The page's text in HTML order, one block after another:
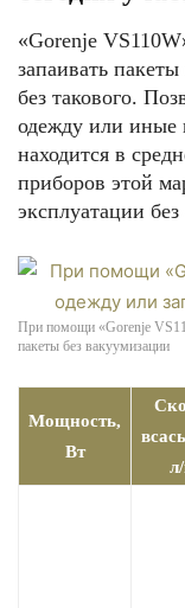
«Gorenje
запаивать
без такового.
одежду или иные
находится в
приборов этой
эксплуатации
При помощи «Gorenje
пакеты без вакуумизации
Мощность,
Вт